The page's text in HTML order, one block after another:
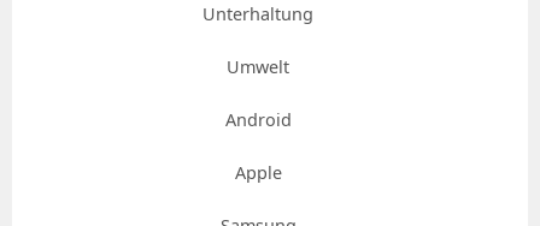
Unterhaltung
Umwelt
Android
Apple